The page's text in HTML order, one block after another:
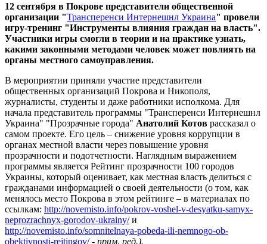
12 сентября в Покрове представители общественной
организации "Трансперенси Интернешнл Украина" провели
игру-тренинг "Инструменты влияния граждан на власть".
Участники игры смогли в теории и на практике узнать,
какими законными методами человек может повлиять на
органы местного самоуправления.
В мероприятии приняли участие представители
общественных организаций Покрова и Никополя,
журналисты, студенты и даже работники исполкома. Для
начала представитель программы "Трансперенси Интернешнл
Украина" "Прозрачные города" Анатолий Котов рассказал о
самом проекте. Его цель – снижение уровня коррупции в
органах местной власти через повышение уровня
прозрачности и подотчетности. Наглядным выражением
программы является Рейтинг прозрачности 100 городов
Украины, который оценивает, как местная власть делиться с
гражданами информацией о своей деятельности (о том, как
менялось место Покрова в этом рейтинге – в материалах по
ссылкам: http://novemisto.info/pokrov-voshel-v-desyatku-samyx-
neprozrachnyx-gorodov-ukrainy/и
http://novemisto.info/somnitelnaya-pobeda-ili-nemnogo-ob-
obektivnosti-rejtingov/- прим. ред.).